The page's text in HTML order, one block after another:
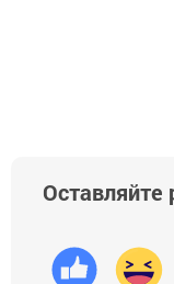
Оставляйте